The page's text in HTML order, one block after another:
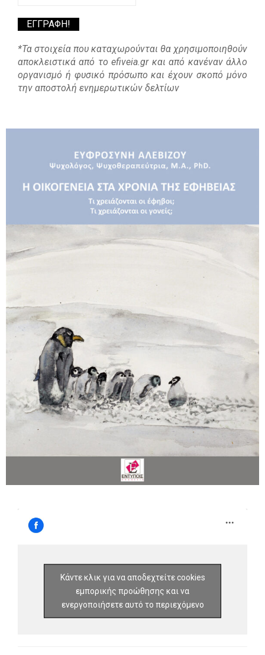
*Τα στοιχεία που καταχωρούνται θα χρησιμοποιηθούν
αποκλειστικά από το efiveia.gr και από κανέναν άλλο
οργανισμό ή φυσικό πρόσωπο και έχουν σκοπό μόνο
την αποστολή ενημερωτικών δελτίων
Κάντε κλικ για να αποδεχτείτε cookies
εμπορικής προώθησης και να
ενεργοποιήσετε αυτό το περιεχόμενο